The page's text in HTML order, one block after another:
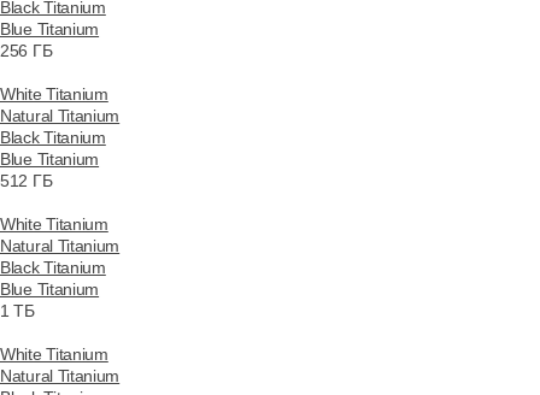
Black Titanium
Blue Titanium
256 ГБ
White Titanium
Natural Titanium
Black Titanium
Blue Titanium
512 ГБ
White Titanium
Natural Titanium
Black Titanium
Blue Titanium
1 ТБ
White Titanium
Natural Titanium